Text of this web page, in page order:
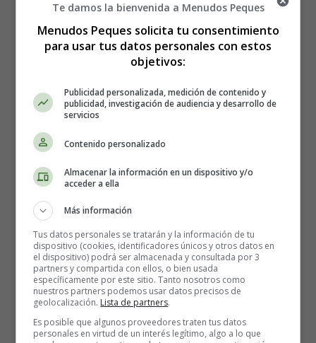
Detalles
Categoría: Verano
Te damos la bienvenida a Menudos Peques
Menudos Peques solicita tu consentimiento
para usar tus datos personales con estos
objetivos:
Publicidad personalizada, medición de contenido y
publicidad, investigación de audiencia y desarrollo de
servicios
Contenido personalizado
Almacenar la información en un dispositivo y/o
acceder a ella
Más información
Tus datos personales se tratarán y la información de tu
dispositivo (cookies, identificadores únicos y otros datos en
el dispositivo) podrá ser almacenada y consultada por 3
partners y compartida con ellos, o bien usada
específicamente por este sitio. Tanto nosotros como
nuestros partners podemos usar datos precisos de
geolocalización. Lista de partners.
Es posible que algunos proveedores traten tus datos
personales en virtud de un interés legítimo, algo a lo que